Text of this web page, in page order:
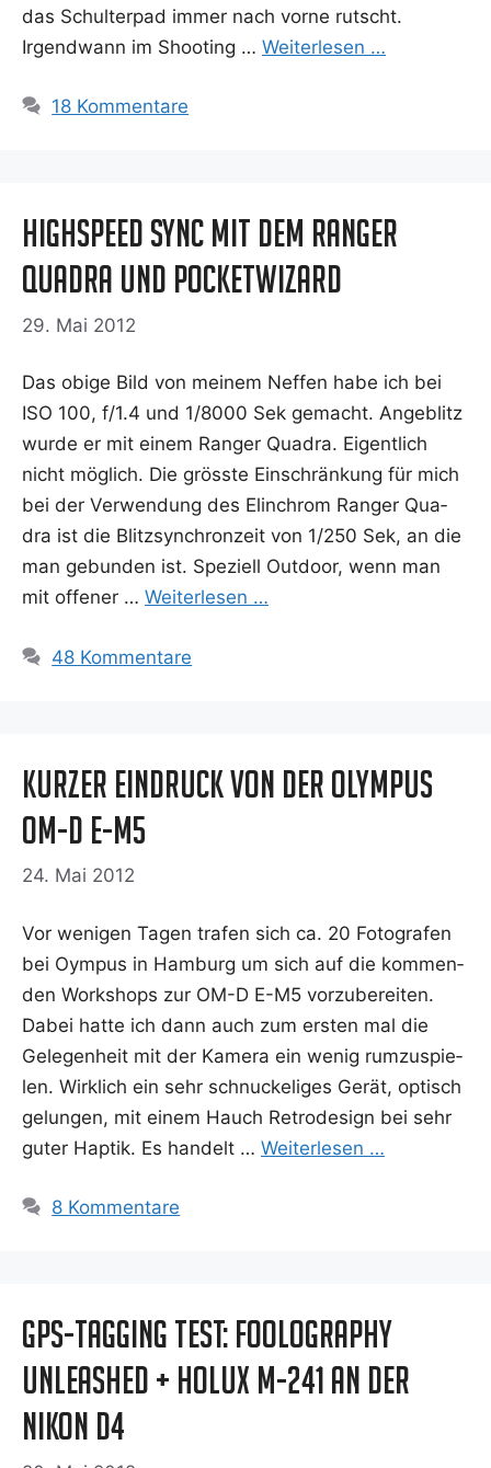
das Schul­ter­pad immer nach vor­ne rutscht.
Irgend­wann im Shoo­ting … Wei­ter­le­sen …
18 Kommentare
Highspeed Sync mit dem Ranger
Quadra und Pocketwizard
29. Mai 2012
Das obi­ge Bild von mei­nem Nef­fen habe ich bei
ISO 100, f/1.4 und 1/8000 Sek gemacht. Ange­blitz
wur­de er mit einem Ran­ger Qua­dra. Eigent­lich
nicht mög­lich. Die gröss­te Ein­schrän­kung für mich
bei der Ver­wen­dung des Elin­chrom Ran­ger Qua­
dra ist die Blitz­syn­chron­zeit von 1/250 Sek, an die
man gebun­den ist. Spe­zi­ell Out­door, wenn man
mit offe­ner … Wei­ter­le­sen …
48 Kommentare
Kurzer Eindruck von der Olympus
OM-D E-M5
24. Mai 2012
Vor weni­gen Tagen tra­fen sich ca. 20 Foto­gra­fen
bei Oym­pus in Ham­burg um sich auf die kom­men­
den Work­shops zur OM-D E-M5 vor­zu­be­rei­ten.
Dabei hat­te ich dann auch zum ers­ten mal die
Gele­gen­heit mit der Kame­ra ein wenig rum­zu­spie­
len. Wirk­lich ein sehr schnu­cke­li­ges Gerät, optisch
gelun­gen, mit einem Hauch Retro­de­sign bei sehr
guter Hap­tik. Es han­delt … Wei­ter­le­sen …
8 Kommentare
GPS-Tagging Test: Foolography
Unleashed + Holux M-241 an der
Nikon D4